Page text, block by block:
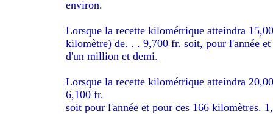
environ.
Lorsque la recette kilométrique atteindra
kilomètre) de. . . 9,700 fr. soit, pour l'année
d'un million et demi.
Lorsque la recette kilométrique atteindra
6,100 fr.
soit pour l'année et pour ces 166 kilomètres.